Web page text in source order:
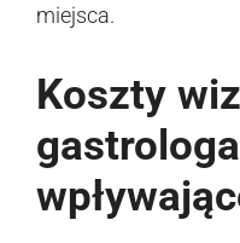
miejsca.
Koszty